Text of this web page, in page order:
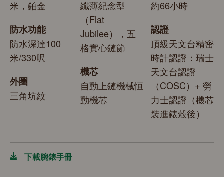
米，鉑金
防水功能
防水深達100
米/330呎
外圈
三角坑紋
纖薄紀念型
（Flat
Jubilee），五
格實心鏈節
機芯
自動上鏈機械恒
動機芯
約66小時
認證
頂級天文台精密
時計認證：瑞士
天文台認證
（COSC）+ 勞
力士認證（機芯
裝進錶殼後）
下載腕錶手冊